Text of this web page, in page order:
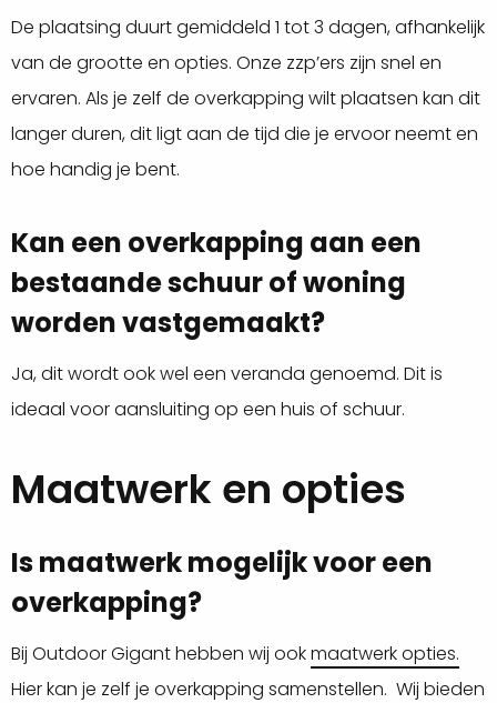
De plaatsing duurt gemiddeld 1 tot 3 dagen, afhankelijk
van de grootte en opties. Onze zzp’ers zijn snel en
ervaren. Als je zelf de overkapping wilt plaatsen kan dit
langer duren, dit ligt aan de tijd die je ervoor neemt en
hoe handig je bent.
Kan een overkapping aan een
bestaande schuur of woning
worden vastgemaakt?
Ja, dit wordt ook wel een veranda genoemd. Dit is
ideaal voor aansluiting op een huis of schuur.
Maatwerk en opties
Is maatwerk mogelijk voor een
overkapping?
Bij Outdoor Gigant hebben wij ookmaatwerk opties.
Hier kan je zelf je overkapping samenstellen. Wij bieden